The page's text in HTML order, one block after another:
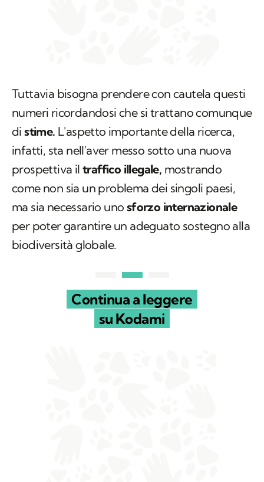
Tuttavia bisogna prendere con cautela questi
numeri ricordandosi che si trattano comunque
distime. L'aspetto importante della ricerca,
infatti, sta nell'aver messo sotto una nuova
prospettiva iltraffico illegale, mostrando
come non sia un problema dei singoli paesi,
ma sia necessario uno sforzo internazionale
per poter garantire un adeguato sostegno alla
biodiversità globale.
Continua a leggere
su Kodami